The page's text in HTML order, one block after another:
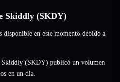
Skiddly (SKDY)
en este momento debido a
Skiddly (SKDY) publicó un volumen
en un día.